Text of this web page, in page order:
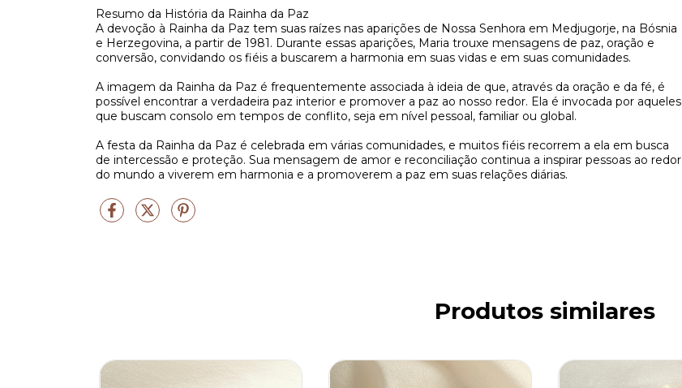
Resumo da História da Rainha da Paz
A devoção à Rainha da Paz tem suas raízes nas aparições de Nossa Senhora em Medjugorje, na Bósnia
e Herzegovina, a partir de 1981. Durante essas aparições, Maria trouxe mensagens de paz, oração e
conversão, convidando os fiéis a buscarem a harmonia em suas vidas e em suas comunidades.
A imagem da Rainha da Paz é frequentemente associada à ideia de que, através da oração e da fé, é
possível encontrar a verdadeira paz interior e promover a paz ao nosso redor. Ela é invocada por aqueles
que buscam consolo em tempos de conflito, seja em nível pessoal, familiar ou global.
A festa da Rainha da Paz é celebrada em várias comunidades, e muitos fiéis recorrem a ela em busca
de intercessão e proteção. Sua mensagem de amor e reconciliação continua a inspirar pessoas ao redor
do mundo a viverem em harmonia e a promoverem a paz em suas relações diárias.
Produtos similares